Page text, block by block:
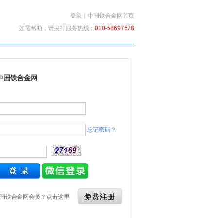
登录
中国铁合金网首页
如需帮助，请拔打服务热线： 010-58697578
国铁合金网
忘记密码？
铁合金网会员？点击这里